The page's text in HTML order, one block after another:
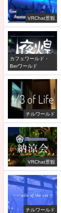
VRChat景観
カフェワールド・
Berワールド
チルワールド
VRChat景観
チルワールド